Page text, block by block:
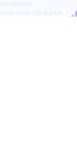
продажи